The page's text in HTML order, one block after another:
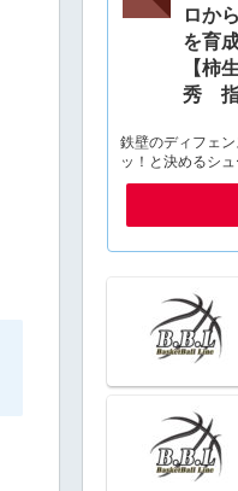
ロか
を育
【柿
秀 指
鉄壁のディフェ
ッ！と決めるシ